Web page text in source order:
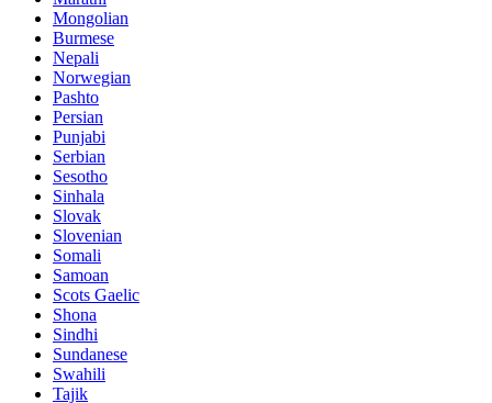
Mongolian
Burmese
Nepali
Norwegian
Pashto
Persian
Punjabi
Serbian
Sesotho
Sinhala
Slovak
Slovenian
Somali
Samoan
Scots Gaelic
Shona
Sindhi
Sundanese
Swahili
Tajik